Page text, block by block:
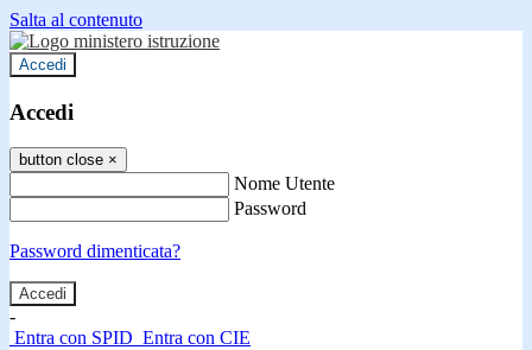
Salta al contenuto
Accedi
Accedi
button close ×
Nome Utente
Password
Password dimenticata?
-
Entra con SPID Entra con CIE